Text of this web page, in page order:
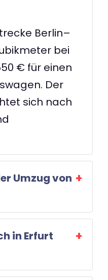
Berlin–
bei
€ für einen
Der
sich nach
Umzug von
in Erfurt